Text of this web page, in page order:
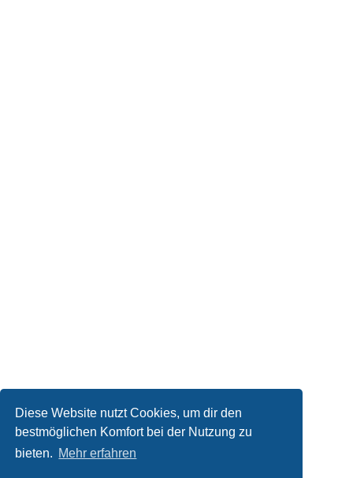
Diese Website nutzt Cookies, um dir den
bestmöglichen Komfort bei der Nutzung zu
bieten. Mehr erfahren